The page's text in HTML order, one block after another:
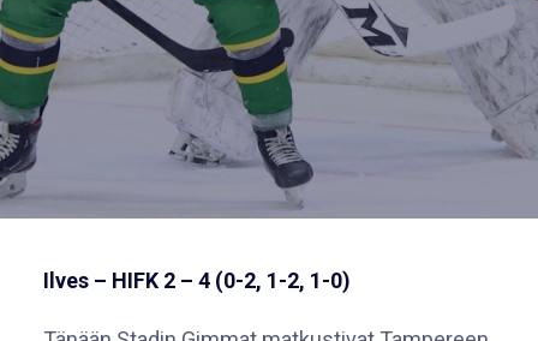
Ilves – HIFK 2 – 4 (0-2, 1-2, 1-0)